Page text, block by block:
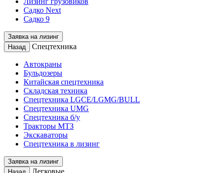
Садко Next
Садко 9
Заявка на лизинг
Назад
Спецтехника
Автокраны
Бульдозеры
Китайская спецтехника
Складская техника
Спецтехника LGCE/LGMG/BULL
Спецтехника UMG
Спецтехника б/у
Тракторы МТЗ
Экскаваторы
Спецтехника в лизинг
Заявка на лизинг